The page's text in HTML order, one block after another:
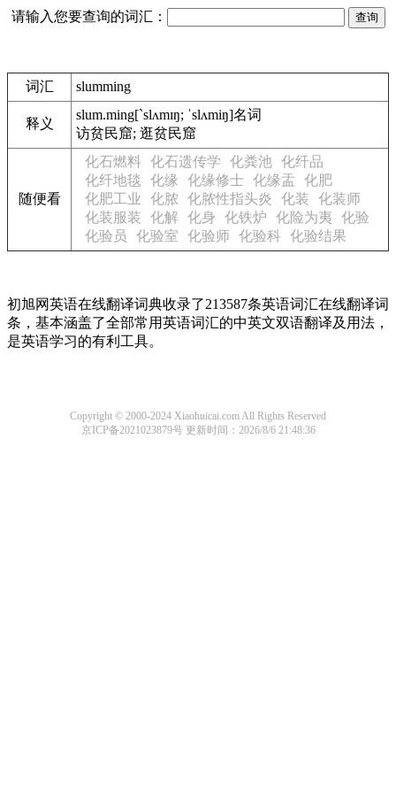
请输入您要查询的词汇：
词汇 slumming
释义
slum.ming[`slʌmɪŋ; ˈslʌmiŋ]名词
访贫民窟; 逛贫民窟
随便看
化石燃料 化石遗传学 化粪池 化纤品
化纤地毯
化缘 化缘修士 化缘盂
化肥
化肥工业
化脓 化脓性指头炎 化装
化装师
化装服装
化解 化身 化铁炉 化险为夷
化验
化验员
化验室 化验师 化验科 化验结果
初旭网英语在线翻译词典收录了213587条英语词汇在线翻译词
条，基本涵盖了全部常用英语词汇的中英文双语翻译及用法，
是英语学习的有利工具。
Copyright © 2000-2024 Xiaohuicai.com All Rights Reserved
京ICP备2021023879号更新时间：2026/8/6 21:48:36